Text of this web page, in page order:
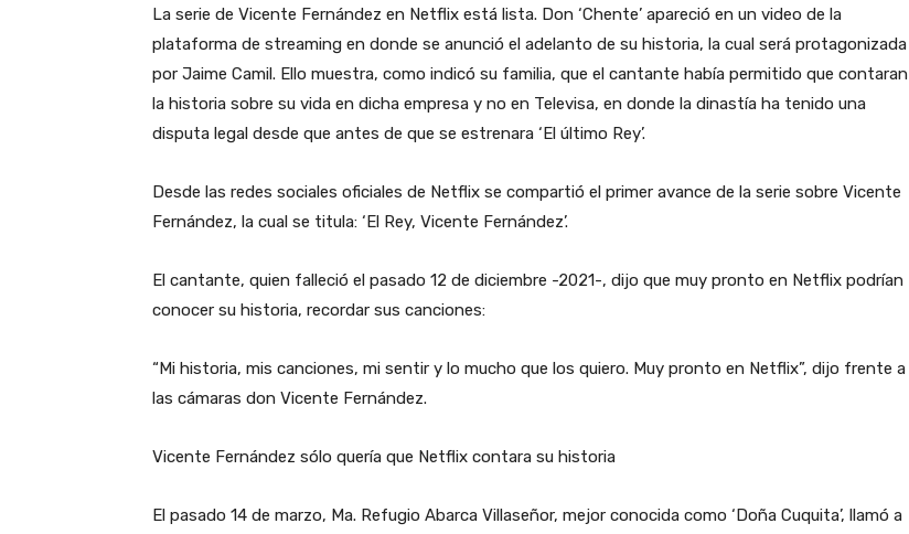
La serie de Vicente Fernández en Netflix está lista. Don ‘Chente’ apareció en un video de la
plataforma de streaming en donde se anunció el adelanto de su historia, la cual será protagonizada
por Jaime Camil. Ello muestra, como indicó su familia, que el cantante había permitido que contaran
la historia sobre su vida en dicha empresa y no en Televisa, en donde la dinastía ha tenido una
disputa legal desde que antes de que se estrenara ‘El último Rey’.
Desde las redes sociales oficiales de Netflix se compartió el primer avance de la serie sobre Vicente
Fernández, la cual se titula: ‘El Rey, Vicente Fernández’.
El cantante, quien falleció el pasado 12 de diciembre -2021-, dijo que muy pronto en Netflix podrían
conocer su historia, recordar sus canciones:
“Mi historia, mis canciones, mi sentir y lo mucho que los quiero. Muy pronto en Netflix”, dijo frente a
las cámaras don Vicente Fernández.
Vicente Fernández sólo quería que Netflix contara su historia
El pasado 14 de marzo, Ma. Refugio Abarca Villaseñor, mejor conocida como ‘Doña Cuquita’, llamó a